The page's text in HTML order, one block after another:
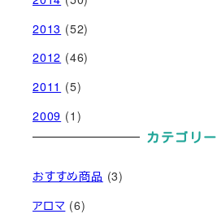
2013 (52)
2012 (46)
2011 (5)
2009 (1)
カテゴリー
おすすめ商品 (3)
アロマ (6)